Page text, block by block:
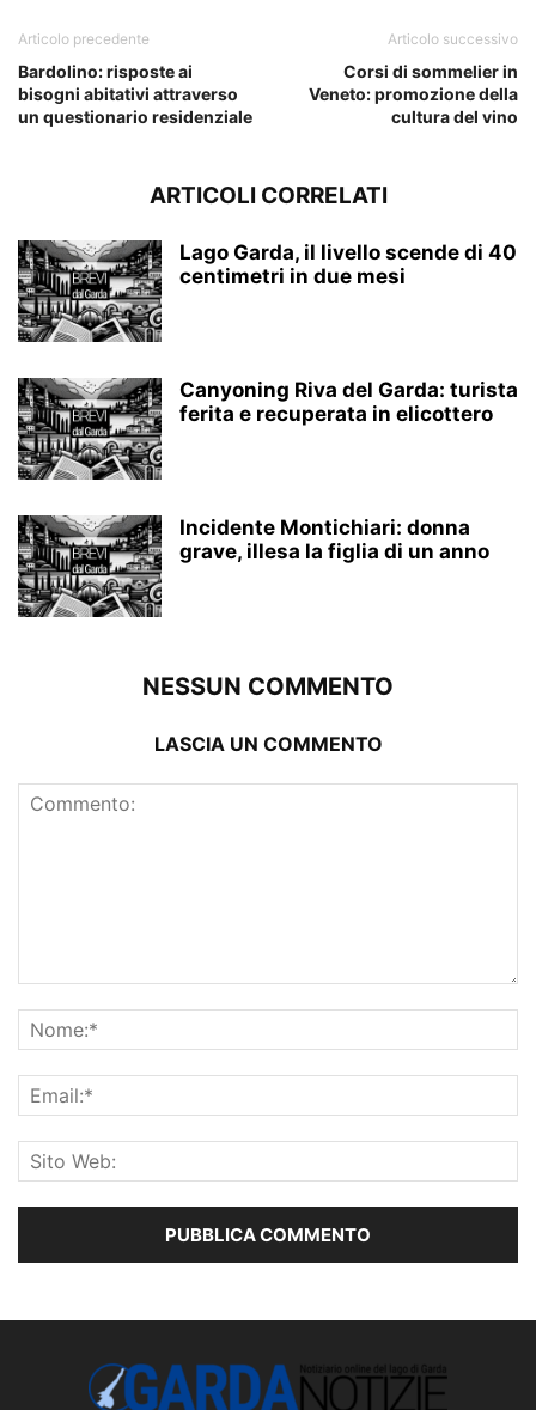
Articolo precedente
Bardolino: risposte ai
bisogni abitativi attraverso
un questionario residenziale
Articolo successivo
Corsi di sommelier in
Veneto: promozione della
cultura del vino
ARTICOLI CORRELATI
Lago Garda, il livello scende di 40
centimetri in due mesi
Canyoning Riva del Garda: turista
ferita e recuperata in elicottero
Incidente Montichiari: donna
grave, illesa la figlia di un anno
NESSUN COMMENTO
LASCIA UN COMMENTO